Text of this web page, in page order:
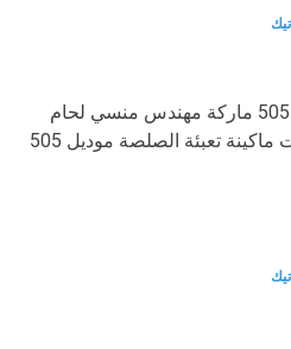
ماكينة تعبئة الصلصة موديل 505 ماركة مهندس منسي لحام
ثلاثي و لحام رباعي مواصفات ماكينة تعبئة الصلصة موديل 505